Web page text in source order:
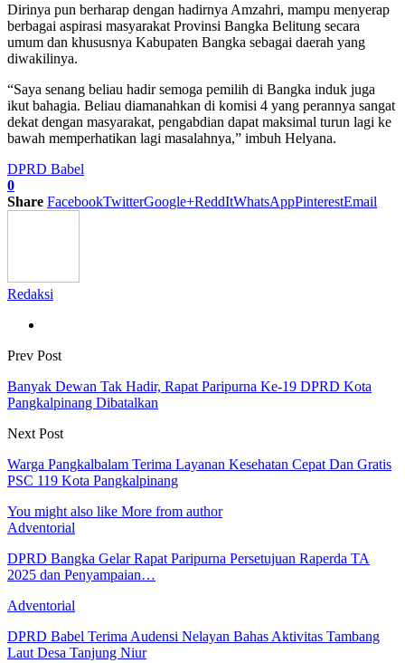
Dirinya pun berharap dengan hadirnya Amzahri, mampu menyerap
berbagai aspirasi masyarakat Provinsi Bangka Belitung secara
umum dan khususnya Kabupaten Bangka sebagai daerah yang
diwakilinya.
“Saya senang beliau hadir semoga pemilih di Bangka induk juga
ikut bahagia. Beliau diamanahkan di komisi 4 yang perannya sangat
dekat dengan masyarakat, pengabdian dapat maksimal turun lagi ke
bawah memperhatikan lagi masalahnya,” imbuh Helyana.
DPRD Babel
0
Share FacebookTwitterGoogle+ReddItWhatsAppPinterestEmail
Redaksi
Prev Post
Banyak Dewan Tak Hadir, Rapat Paripurna Ke-19 DPRD Kota
Pangkalpinang Dibatalkan
Next Post
Warga Pangkalbalam Terima Layanan Kesehatan Cepat Dan Gratis
PSC 119 Kota Pangkalpinang
You might also like More from author
Adventorial
DPRD Bangka Gelar Rapat Paripurna Persetujuan Raperda TA
2025 dan Penyampaian…
Adventorial
DPRD Babel Terima Audensi Nelayan Bahas Aktivitas Tambang
Laut Desa Tanjung Niur